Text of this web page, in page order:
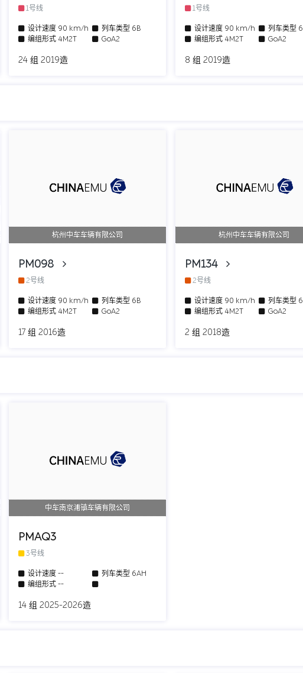
1号线
设计速度90 km/h 列车类型 6B
编组形式4M2T GoA2
24 组 2019造
1号线
设计速度 90 km/h 列车类型
编组形式 4M2T GoA2
8 组 2019造
杭州中车车辆有限公司
PM098
2号线
设计速度90 km/h 列车类型 6B
编组形式4M2T GoA2
17 组 2016造
杭州中车车辆有限公司
PM134
2号线
设计速度 90 km/h 列车类型
编组形式 4M2T GoA2
2 组 2018造
中车南京浦镇车辆有限公司
PMAQ3
3号线
设计速度-- 列车类型 6AH
编组形式--
14 组 2025-2026造